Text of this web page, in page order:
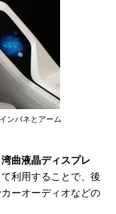
ンパネとアーム
曲液晶ディスプレ
利用することで、後
ーオーディオなどの